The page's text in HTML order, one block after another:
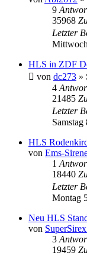
9
35968
Letzter
HLS in ZDF
von dc273 »
4
21485
Letzter
HLS
von Ems-
1
18440
Letzter
Montag
Neu HLS
von
3
19459